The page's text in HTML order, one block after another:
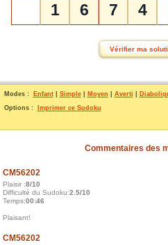
1
6 7 4
Modes : Enfant| Simple| Moyen Averti
Options :
Imprimer ce Sudoku
Commentaires des
CM56202
Plaisir :8/10
Difficulté du Sudoku:2.5/10
Temps:00:46
Plaisant!
CM56202